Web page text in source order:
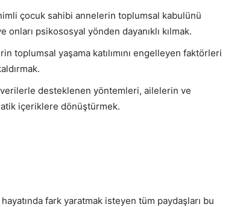
çocuk sahibi annelerin toplumsal kabulünü
psikososyal yönden dayanıklı kılmak.
toplumsal yaşama katılımını engelleyen faktörleri
desteklenen yöntemleri, ailelerin ve
içeriklere dönüştürmek.
fark yaratmak isteyen tüm paydaşları bu